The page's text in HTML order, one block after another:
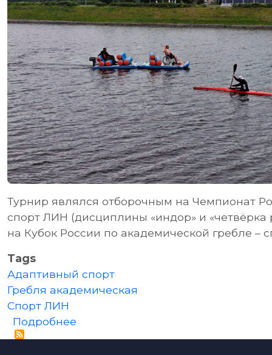
Турнир являлся отборочным на Чемпионат
спорт ЛИН (дисциплины «индор» и
на Кубок России по академической гребле –
Tags
Адаптивный спорт
Гребля академическая
Спорт ЛИН
Подробнеео Чемпионат Санкт-Петербурга